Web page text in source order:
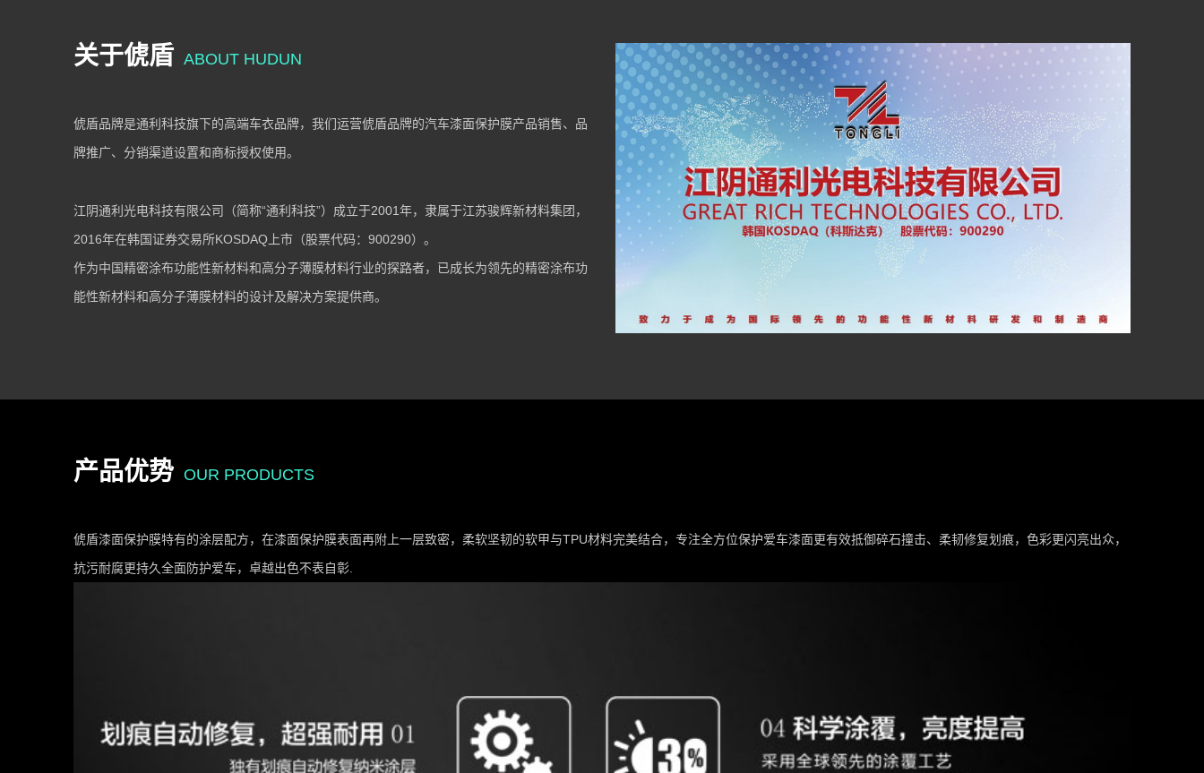
关于俿盾 ABOUT HUDUN
俿盾品牌是通利科技旗下的高端车衣品牌，我们运营俿盾品牌的汽车漆面保护膜产品销售、品
牌推广、分销渠道设置和商标授权使用。
江阴通利光电科技有限公司（简称“通利科技”）成立于2001年，隶属于江苏骏辉新材料集团，
2016年在韩国证券交易所KOSDAQ上市（股票代码：900290）。
作为中国精密涂布功能性新材料和高分子薄膜材料行业的探路者，已成长为领先的精密涂布功
能性新材料和高分子薄膜材料的设计及解决方案提供商。
产品优势 OUR PRODUCTS
俿盾漆面保护膜特有的涂层配方，在漆面保护膜表面再附上一层致密，柔软坚韧的软甲与TPU材料完美结合，专注全方位保护爱车漆面更有效抵御碎石撞击、柔韧修复划痕，色彩更闪亮出众，
抗污耐腐更持久全面防护爱车，卓越出色不表自彰.